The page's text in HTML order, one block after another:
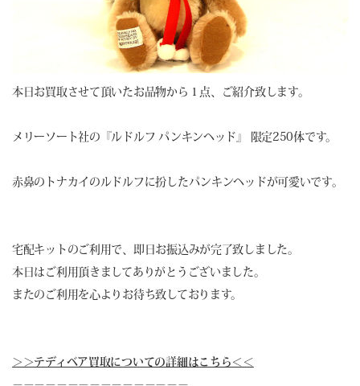
本日お買取させて頂いたお品物から１点、ご紹介致します。
メリーソート社の『ルドルフ パンキンヘッド』 限定250体です。
赤鼻のトナカイのルドルフに扮したパンキンヘッドが可愛いです。
宅配キットのご利用で、即日お振込みが完了致しました。
本日はご利用頂きましてありがとうございました。
またのご利用を心よりお待ち致しております。
＞＞テディベア買取についての詳細はこちら＜＜